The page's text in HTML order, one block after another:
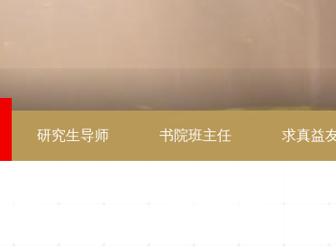
研究生导师 书院班主任 求真益